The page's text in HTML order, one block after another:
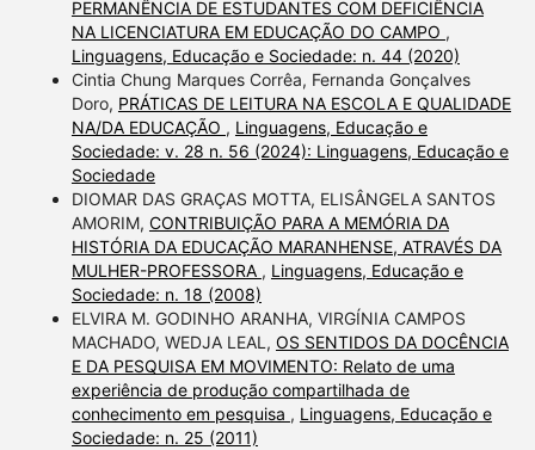
PERMANÊNCIA DE ESTUDANTES COM DEFICIÊNCIA
NA LICENCIATURA EM EDUCAÇÃO DO CAMPO ,
Linguagens, Educação e Sociedade: n. 44 (2020)
Cintia Chung Marques Corrêa, Fernanda Gonçalves
Doro, PRÁTICAS DE LEITURA NA ESCOLA E QUALIDADE
NA/DA EDUCAÇÃO , Linguagens, Educação e
Sociedade: v. 28 n. 56 (2024): Linguagens, Educação e
Sociedade
DIOMAR DAS GRAÇAS MOTTA, ELISÂNGELA SANTOS
AMORIM, CONTRIBUIÇÃO PARA A MEMÓRIA DA
HISTÓRIA DA EDUCAÇÃO MARANHENSE, ATRAVÉS DA
MULHER-PROFESSORA , Linguagens, Educação e
Sociedade: n. 18 (2008)
ELVIRA M. GODINHO ARANHA, VIRGÍNIA CAMPOS
MACHADO, WEDJA LEAL, OS SENTIDOS DA DOCÊNCIA
E DA PESQUISA EM MOVIMENTO: Relato de uma
experiência de produção compartilhada de
conhecimento em pesquisa , Linguagens, Educação e
Sociedade: n. 25 (2011)